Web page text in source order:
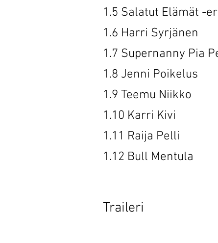
1.5 Salatut
1.6 Harri
1.7
1.8 Jenni
1.9
1.10
1.11
1.12 Bull
Traileri